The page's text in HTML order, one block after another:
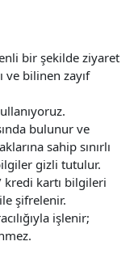
bir şekilde ziyaret
ve bilinen zayıf
bulunur ve
sahip sınırlı
gizli tutulur.
kartı bilgileri
şifrelenir.
işlenir;